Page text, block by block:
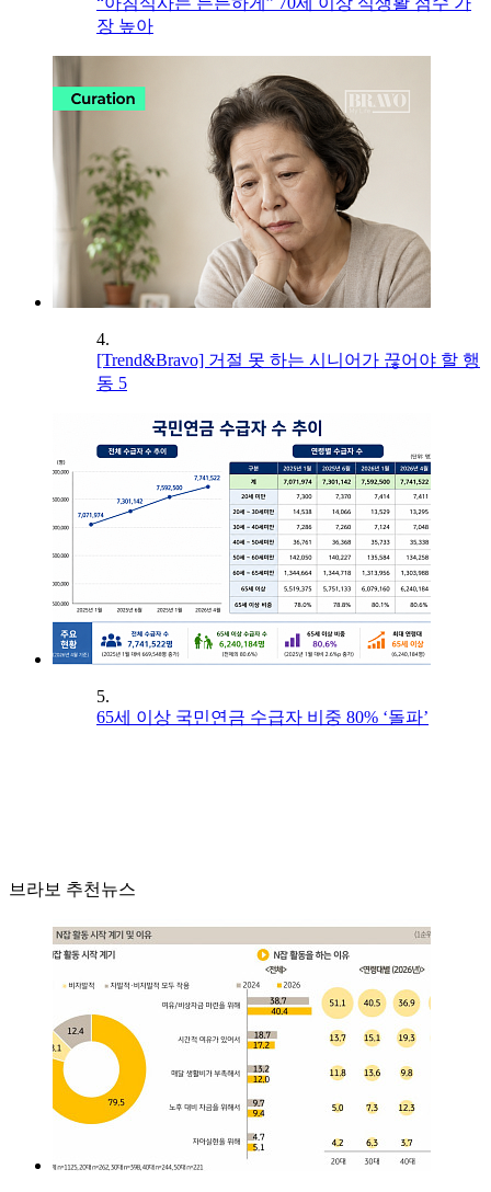
장 높아
4.
[Trend&Bravo] 거절 못 하는 시니어가 끊어야 할 행
동 5
5.
65세 이상 국민연금 수급자 비중 80% ‘돌파’
브라보 추천뉴스